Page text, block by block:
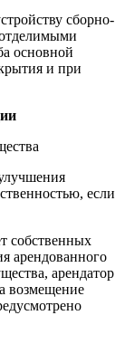
сборно-
основной
и при
если
собственных
арендованного
арендатор
возмещение